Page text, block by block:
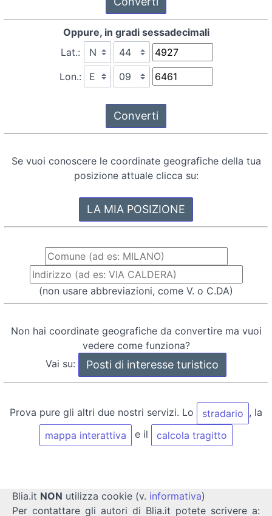
Oppure, in gradi sessadecimali
Lat.:
Lon.:
Se vuoi conoscere le coordinate geografiche della tua
posizione attuale clicca su:
(non usare abbreviazioni, come V. o C.DA)
Non hai coordinate geografiche da convertire ma vuoi
vedere come funziona?
Vai su:
Prova pure gli altri due nostri servizi. Lo stradario , la
mappa interattiva
e il calcola tragitto
Blia.it NON utilizza cookie (v. informativa)
Per contattare gli autori di Blia.it potete scrivere a: